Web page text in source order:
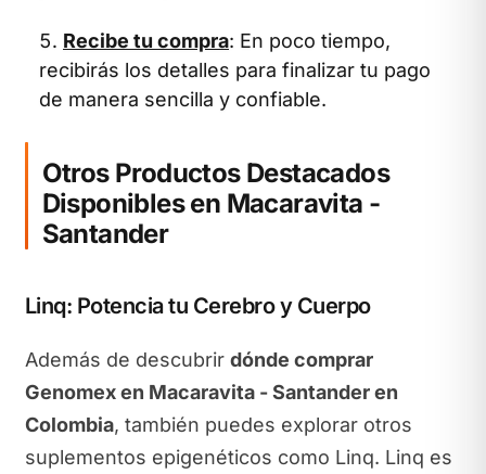
Recibe tu compra: En poco tiempo,
recibirás los detalles para finalizar tu pago
de manera sencilla y confiable.
Otros Productos Destacados
Disponibles en Macaravita -
Santander
Linq: Potencia tu Cerebro y Cuerpo
Además de descubrir dónde comprar
Genomex en Macaravita - Santander en
Colombia, también puedes explorar otros
suplementos epigenéticos como Linq. Linq es